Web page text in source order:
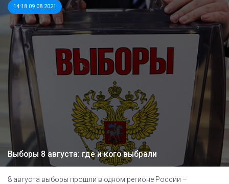
14:18 09.08.2021
Выборы 8 августа: где и кого выбрали
8 августа выборы прошли в одном регионе России –